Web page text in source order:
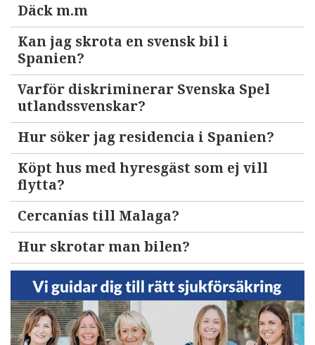
Däck m.m
Kan jag skrota en svensk bil i
Spanien?
Varför diskriminerar Svenska Spel
utlandssvenskar?
Hur söker jag residencia i Spanien?
Köpt hus med hyresgäst som ej vill
flytta?
Cercanías till Malaga?
Hur skrotar man bilen?